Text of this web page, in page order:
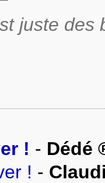
juste
! - Dédé
! -